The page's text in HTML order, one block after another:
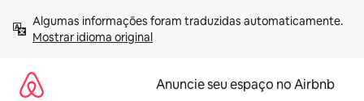
para
Mostrar idioma original
Anuncie seu espaço no Airbnb